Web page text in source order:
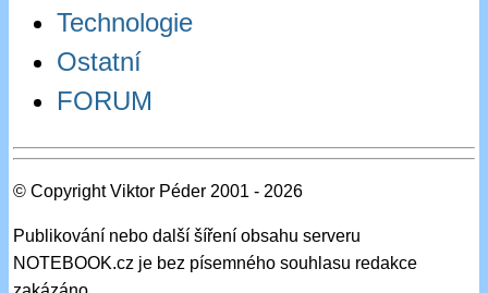
Technologie
Ostatní
FORUM
© Copyright Viktor Péder 2001 - 2026
Publikování nebo další šíření obsahu serveru
NOTEBOOK.cz je bez písemného souhlasu redakce